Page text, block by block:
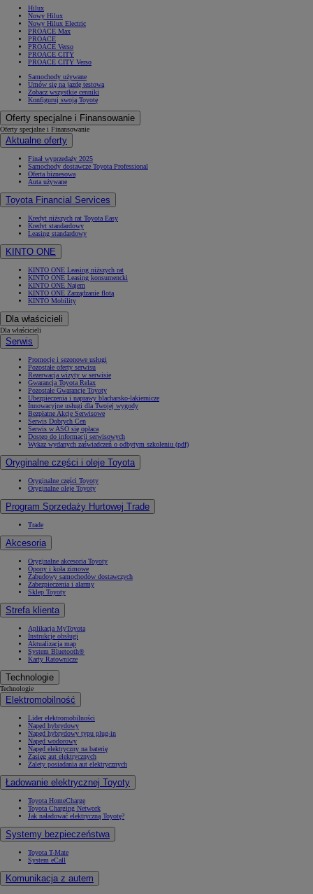
Hilux
Nowy Hilux
Nowy Hilux Electric
PROACE Max
PROACE
PROACE Verso
PROACE CITY
PROACE CITY Verso
Samochody używane
Umów się na jazdę testową
Zobacz wszystkie cenniki
Konfiguruj swoją Toyotę
Oferty specjalne i Finansowanie
Oferty specjalne i Finansowanie
Aktualne oferty
Finał wyprzedaży 2025
Samochody dostawcze Toyota Professional
Oferta biznesowa
Auta używane
Toyota Financial Services
Kredyt niższych rat Toyota Easy
Kredyt standardowy
Leasing standardowy
KINTO ONE
KINTO ONE Leasing niższych rat
KINTO ONE Leasing konsumencki
KINTO ONE Najem
KINTO ONE Zarządzanie flotą
KINTO Mobility
Dla właścicieli
Dla właścicieli
Serwis
Promocje i sezonowe usługi
Pozostałe oferty serwisu
Rezerwacja wizyty w serwisie
Gwarancja Toyota Relax
Pozostałe Gwarancje Toyoty
Ubezpieczenia i naprawy blacharsko-lakiernicze
Innowacyjne usługi dla Twojej wygody
Bezpłatne Akcje Serwisowe
Serwis Dobrych Cen
Serwis w ASO się opłaca
Dostęp do informacji serwisowych
Wykaz wydanych zaświadczeń o odbytym szkoleniu (pdf)
Oryginalne części i oleje Toyota
Oryginalne części Toyoty
Oryginalne oleje Toyoty
Program Sprzedaży Hurtowej Trade
Trade
Akcesoria
Oryginalne akcesoria Toyoty
Opony i koła zimowe
Zabudowy samochodów dostawczych
Zabezpieczenia i alarmy
Sklep Toyoty
Strefa klienta
Aplikacja MyToyota
Instrukcje obsługi
Aktualizacja map
System Bluetooth®
Karty Ratownicze
Technologie
Technologie
Elektromobilność
Lider elektromobilności
Napęd hybrydowy
Napęd hybrydowy typu plug-in
Napęd wodorowy
Napęd elektryczny na baterię
Zasięg aut elektrycznych
Zalety posiadania aut elektrycznych
Ładowanie elektrycznej Toyoty
Toyota HomeCharge
Toyota Charging Network
Jak naładować elektryczną Toyotę?
Systemy bezpieczeństwa
Toyota T-Mate
System eCall
Komunikacja z autem